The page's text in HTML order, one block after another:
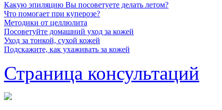
Какую эпиляцию Вы посоветуете делать летом?
Что помогает при куперозе?
Методики от целлюлита
Посоветуйте домашний уход за кожей
Уход за тонкой, сухой кожей
Подскажите, как ухаживать за кожей
Страница консультаций